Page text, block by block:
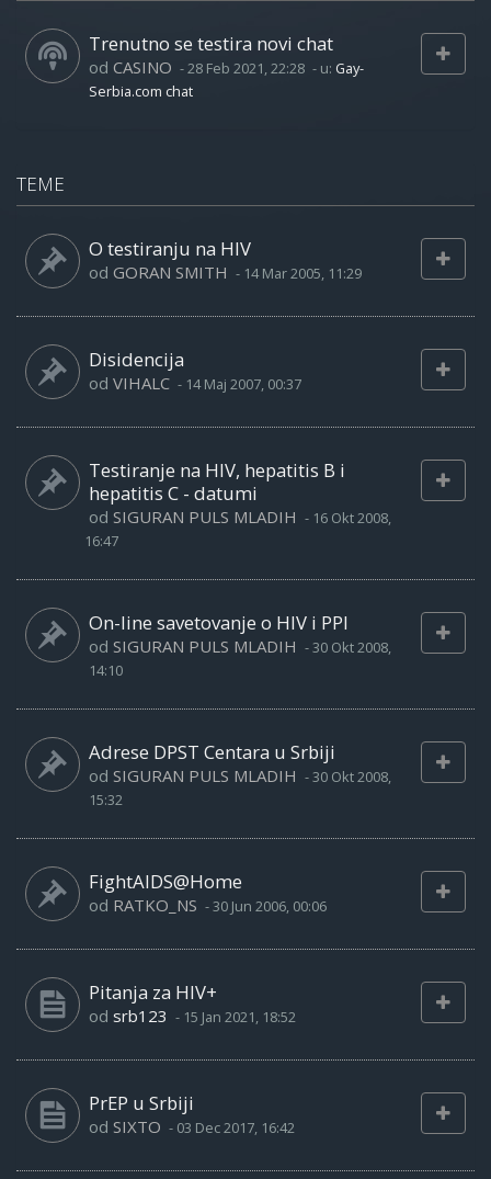
Trenutno se testira novi chat
od CASINO -28 Feb 2021, 22:28 - u: Gay-
Serbia.com chat
TEME
O testiranju na HIV
od GORAN SMITH - 14 Mar 2005, 11:29
Disidencija
od VIHALC - 14 Maj 2007, 00:37
Testiranje na HIV, hepatitis B i
hepatitis C - datumi
od SIGURAN PULS MLADIH - 16 Okt 2008,
16:47
On-line savetovanje o HIV i PPI
od SIGURAN PULS MLADIH -30 Okt 2008,
14:10
Adrese DPST Centara u Srbiji
od SIGURAN PULS MLADIH -30 Okt 2008,
15:32
FightAIDS@Home
od RATKO_NS -30 Jun 2006, 00:06
Pitanja za HIV+
od srb123 - 15 Jan 2021, 18:52
PrEP u Srbiji
od SIXTO - 03 Dec 2017, 16:42